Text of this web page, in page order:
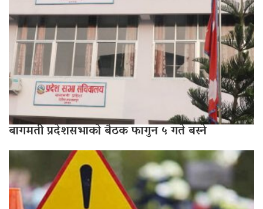
बागमती प्रदेशसभाको बैठक फागुन ५ गते बस्ने